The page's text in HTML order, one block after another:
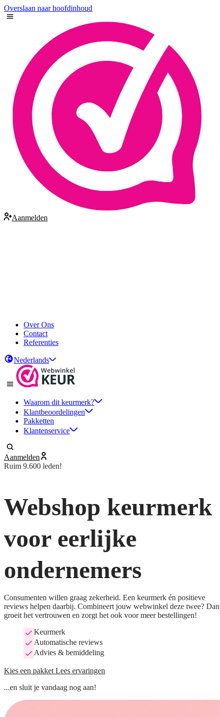
Overslaan naar hoofdinhoud
Aanmelden
Over Ons
Contact
Referenties
Nederlands
Waarom dit keurmerk?
Klantbeoordelingen
Pakketten
Klantenservice
Aanmelden
Ruim 9.600 leden!
Webshop keurmerk
voor eerlijke
ondernemers
Consumenten willen graag zekerheid. Een keurmerk én positieve
reviews helpen daarbij. Combineert jouw webwinkel deze twee? Dan
groeit het vertrouwen en zorgt het ook voor meer bestellingen!
Keurmerk
Automatische reviews
Advies & bemiddeling
Kies een pakket Lees ervaringen
...en sluit je vandaag nog aan!